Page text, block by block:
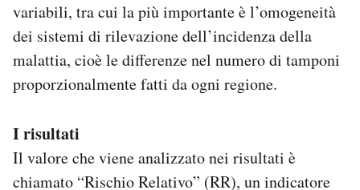
variabili, tra cui la più importante è l’omogeneità
dei sistemi di rilevazione dell’incidenza della
malattia, cioè le differenze nel numero di tamponi
proporzionalmente fatti da ogni regione.
I risultati
Il valore che viene analizzato nei risultati è
chiamato “Rischio Relativo” (RR), un indicatore